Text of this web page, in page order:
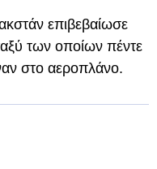
επιβεβαίωσε
των οποίων πέντε
στο αεροπλάνο.